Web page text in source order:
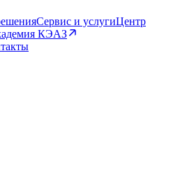
Сервис и услугиЦентр
КЭАЗ